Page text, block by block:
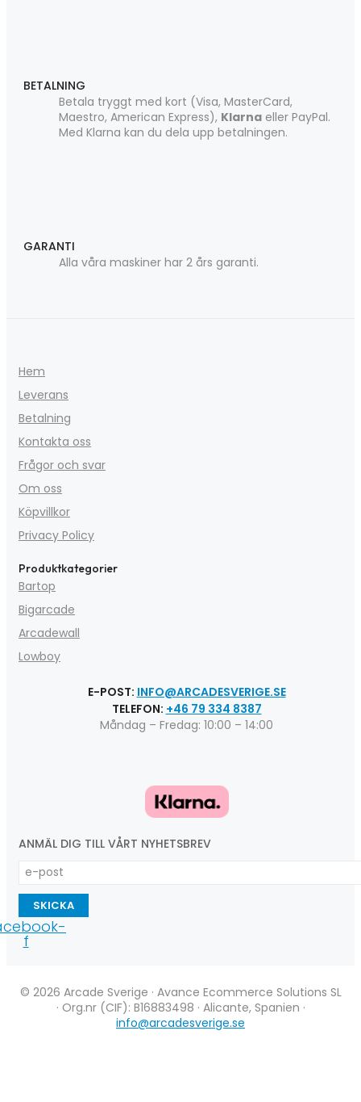
BETALNING
Betala tryggt med kort (Visa, MasterCard,
Maestro, American Express), Klarna eller PayPal.
Med Klarna kan du dela upp betalningen.
GARANTI
Alla våra maskiner har 2 års garanti.
Hem
Leverans
Betalning
Kontakta oss
Frågor och svar
Om oss
Köpvillkor
Privacy Policy
Produktkategorier
Bartop
Bigarcade
Arcadewall
Lowboy
E-POST: INFO@ARCADESVERIGE.SE
TELEFON: +46 79 334 8387
Måndag – Fredag: 10:00 – 14:00
ANMÄL DIG TILL VÅRT NYHETSBREV
SKICKA
f
© 2026 Arcade Sverige · Avance Ecommerce Solutions SL
· Org.nr (CIF): B16883498 · Alicante, Spanien ·
info@arcadesverige.se